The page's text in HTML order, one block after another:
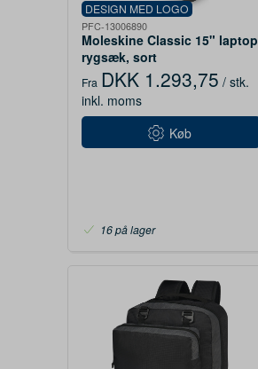
DESIGN MED LOGO
PFC-13006890
Moleskine Classic 15" laptop
rygsæk, sort
Fra DKK 1.293,75 / stk.
inkl. moms
Køb
16 på lager